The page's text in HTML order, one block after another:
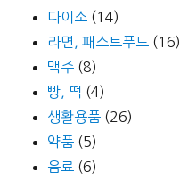
다이소 (14)
라면, 패스트푸드 (16)
맥주 (8)
빵, 떡 (4)
생활용품 (26)
약품 (5)
음료 (6)